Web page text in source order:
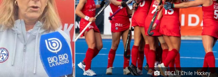
BBCL I Chile Hockey